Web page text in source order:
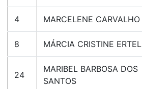
4 MARCELENE CARVALHO
8 MÁRCIA CRISTINE ERTEL
24
MARIBEL BARBOSA DOS
SANTOS